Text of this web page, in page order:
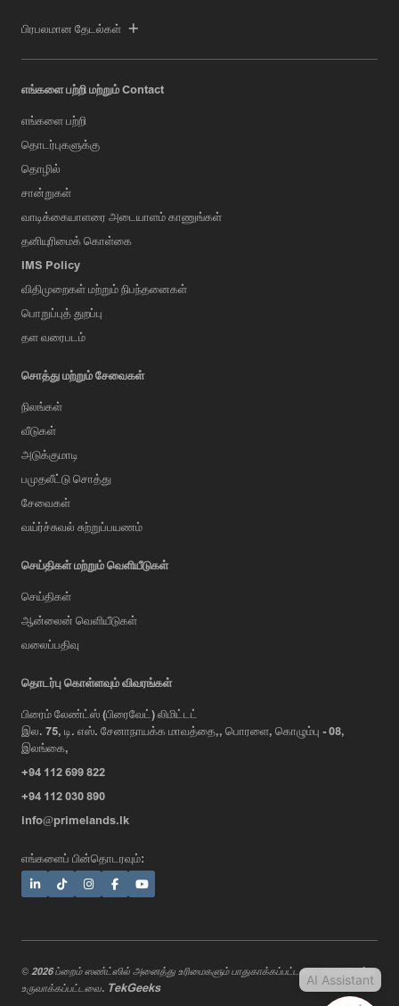
பிரபலமான தேடல்கள்
எங்களை பற்றி மற்றும் Contact
எங்களை பற்றி
தொடர்புகளுக்கு
தொழில்
சான்றுகள்
வாடிக்கையாளரை அடையாளம் காணுங்கள்
தனியுரிமைக் கொள்கை
IMS Policy
விதிமுறைகள் மற்றும் நிபந்தனைகள்
பொறுப்புத் துறப்பு
தள வரைபடம்
சொத்து மற்றும் சேவைகள்
நிலங்கள்
வீடுகள்
அடுக்குமாடி
பமுதலீட்டு சொத்து
சேவைகள்
வய்ர்ச்சுவல் சுற்றுப்பயணம்
செய்திகள் மற்றும் வெளியீடுகள்
செய்திகள்
ஆன்லைன் வெளியீடுகள்
வலைப்பதிவு
தொடர்பு கொள்ளவும் விவரங்கள்
பிரைம் லேண்ட்ஸ் (பிரைவேட்) லிமிட்டட்
இல. 75, டி. எஸ். சேனாநாயக்க மாவத்தை,, பொரளை, கொழும்பு - 08,
இலங்கை,
+94 112 699 822
+94 112 030 890
info@primelands.lk
எங்களைப் பின்தொடரவும்:
© 2026 ப்றைம் ஸண்ட்ஸில் அனைத்து உரிமைகளும் பாதுகாக்கப்பட்டவை. வடிவமைத்து
உருவாக்கப்பட்டவை. TekGeeks AI Assistant